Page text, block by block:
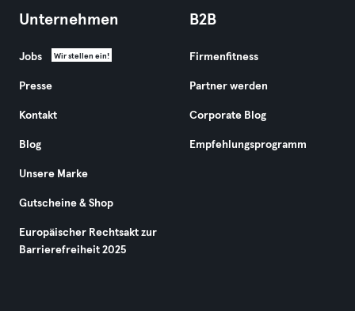
Unternehmen
Jobs Wir stellen ein!
Presse
Kontakt
Blog
Unsere Marke
Gutscheine & Shop
Europäischer Rechtsakt zur
Barrierefreiheit 2025
B2B
Firmenfitness
Partner werden
Corporate Blog
Empfehlungsprogramm